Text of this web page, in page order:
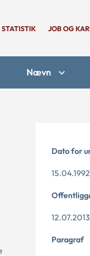
JOB OG
Nævn
Dato for
15.04.1992
12.07.2013
Paragraf